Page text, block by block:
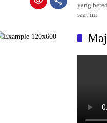
yang
saat ini.